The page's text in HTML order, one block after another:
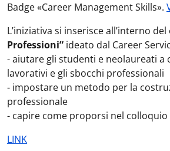
Badge «Career Management Skills».
L’iniziativa si inserisce all’interno del
Professioni” ideato dal Career
- aiutare gli studenti e neolaureati a
lavorativi e gli sbocchi professionali
- impostare un metodo per la
professionale
- capire come proporsi nel colloquio
LINK